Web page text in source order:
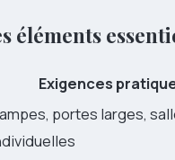
éléments
Exigences
portes larges,